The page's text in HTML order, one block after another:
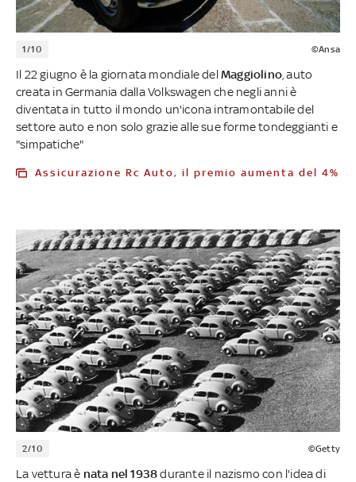
1/10 ©Ansa
Il 22 giugno è la giornata mondiale delMaggiolino , auto
creata in Germania dalla Volkswagen che negli anni è
diventata in tutto il mondo un'icona intramontabile del
settore auto e non solo grazie alle sue forme tondeggianti e
"simpatiche"
Assicurazione Rc Auto, il premio aumenta del 4%
2/10 ©Getty
La vettura è nata nel 1938durante il nazismo con l'idea di